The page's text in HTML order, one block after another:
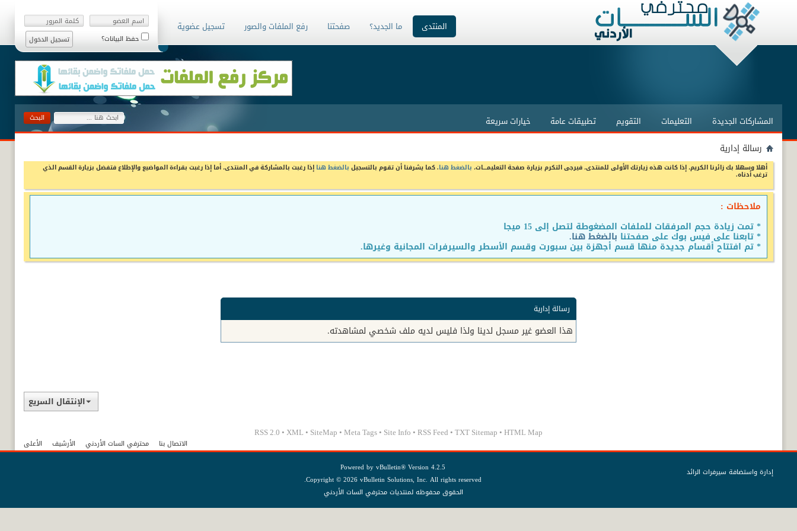
حفظ البيانات؟
المنتدى
المشاركات الجديدة التعليمات التقويم تطبيقات عامة خيارات سريعة
ما الجديد؟ صفحتنا رفع الملفات والصور تسجيل عضوية
رسالة إدارية
أهلا وسهلا بك زائرنا الكريم، إذا كانت هذه زيارتك الأولى للمنتدى، فيرجى التكرم بزيارة صفحة التعليمـــات، بالضغط هنا. كما يشرفنا أن تقوم بالتسجيل بالضغط هنا إذا رغبت بالمشاركة في المنتدى، أما إذا رغبت بقراءة المواضيع والإطلاع فتفضل بزيارة القسم الذي
ترغب أدناه.
ملاحظات :
* تمت زيادة حجم المرفقات للملفات المضغوطة لتصل إلى 15 ميجا
* تابعنا على فيس بوك على صفحتنا بالضغط هنا.
* تم افتتاح أقسام جديدة منها قسم أجهزة بين سبورت وقسم الأسطر والسيرفرات المجانية وغيرها.
رسالة إدارية
هذا العضو غير مسجل لدينا ولذا فليس لديه ملف شخصي لمشاهدته.
الإنتقال السريع
RSS 2.0 • XML • SiteMap • Meta Tags • Site Info • RSS Feed • TXT Sitemap • HTML Map
الاتصال بنا محترفي السات الأردني الأرشيف الأعلى
إدارة واستضافة سيرفرات الرائد Powered byvBulletin®Version 4.2.5
Copyright © 2026 vBulletin Solutions, Inc. All rights reserved.
الحقوق محفوظه لمنتديات محترفي السات الأردني